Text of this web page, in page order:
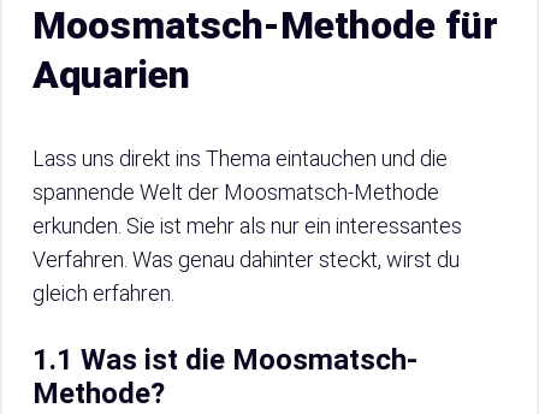
Moosmatsch-Methode für
Aquarien
Lass uns direkt ins Thema eintauchen und die
spannende Welt der Moosmatsch-Methode
erkunden. Sie ist mehr als nur ein interessantes
Verfahren. Was genau dahinter steckt, wirst du
gleich erfahren.
1.1 Was ist die Moosmatsch-
Methode?